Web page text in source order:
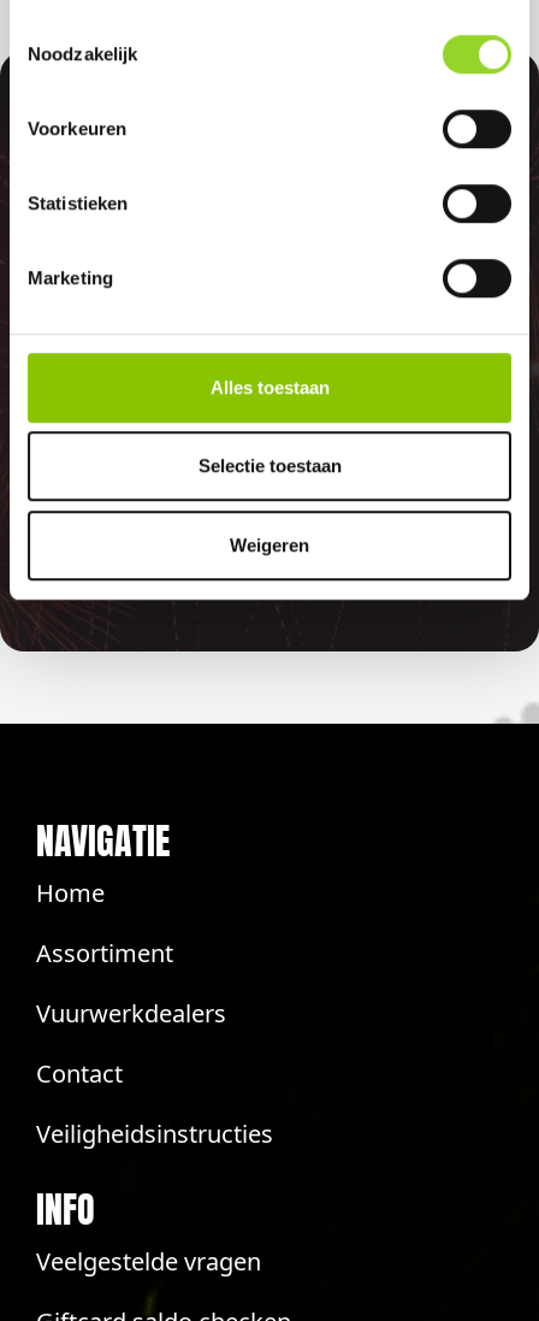
Noodzakelijk
Voorkeuren
Statistieken
Marketing
Alles toestaan
Selectie toestaan
Weigeren
100%
GELD TERUG
GARANTIE
Indien er in 2026 weer een landelijk
vuurwerkverbod is, storten wij de
betaalde bedragen automatisch
terug
NAVIGATIE
Home
Assortiment
Vuurwerkdealers
Contact
Veiligheidsinstructies
INFO
Veelgestelde vragen